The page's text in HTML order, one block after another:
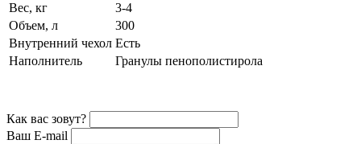
Вес, кг
3-4
Объем, л
300
Внутренний чехол Есть
Наполнитель
Гранулы пенополистирола
Как вас зовут?
Ваш E-mail